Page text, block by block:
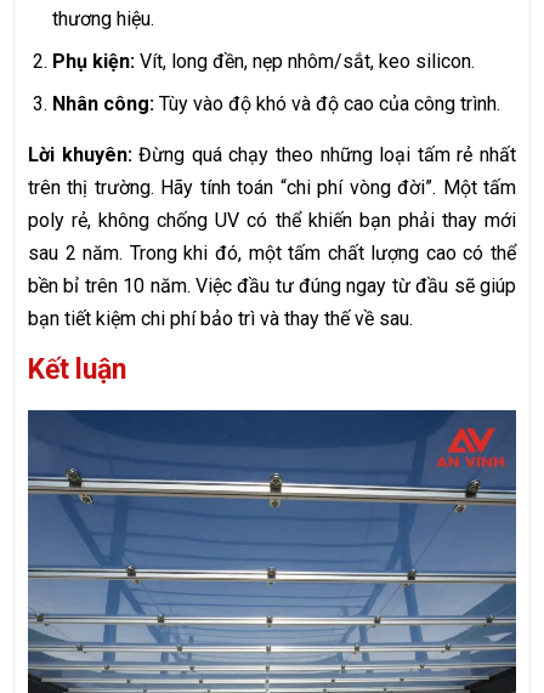
thương hiệu.
Phụ kiện: Vít, long đền, nẹp nhôm/sắt, keo silicon.
Nhân công: Tùy vào độ khó và độ cao của công trình.
Lời khuyên:Đừng quá chạy theo những loại tấm rẻ nhất
trên thị trường. Hãy tính toán “chi phí vòng đời”. Một tấm
poly rẻ, không chống UV có thể khiến bạn phải thay mới
sau 2 năm. Trong khi đó, một tấm chất lượng cao có thể
bền bỉ trên 10 năm. Việc đầu tư đúng ngay từ đầu sẽ giúp
bạn tiết kiệm chi phí bảo trì và thay thế về sau.
Kết luận